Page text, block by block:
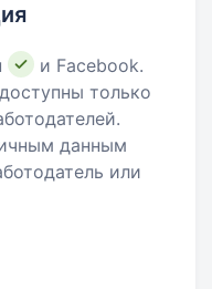
и Facebook.
только
данным
или